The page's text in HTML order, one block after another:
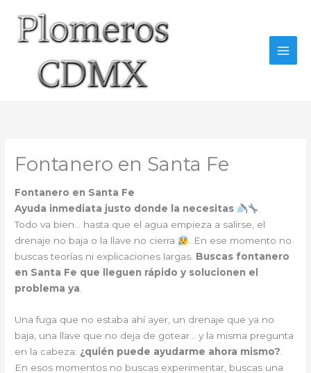
contenido
Fontanero en Santa Fe
Fontanero en Santa Fe
Ayuda inmediata justo donde la necesitas
Todo va bien… hasta que el agua empieza a salirse, el
drenaje no baja o la llave no cierra
. En ese momento no
buscas teorías ni explicaciones largas. Buscas fontanero
en Santa Fe que lleguen rápido y solucionen el
problema ya.
Una fuga que no estaba ahí ayer, un drenaje que ya no
baja, una llave que no deja de gotear… y la misma pregunta
en la cabeza: ¿quién puede ayudarme ahora mismo?
En esos momentos no buscas experimentar, buscas una